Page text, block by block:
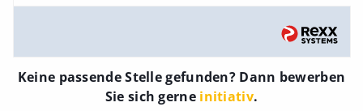
Keine passende Stelle gefunden? Dann bewerben
Sie sich gerne initiativ.